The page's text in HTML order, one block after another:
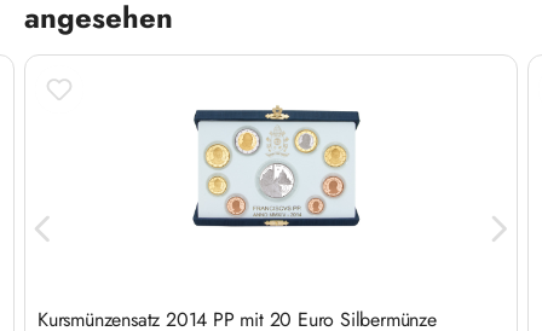
angesehen
Kursmünzensatz 2014 PP mit 20 Euro Silbermünze